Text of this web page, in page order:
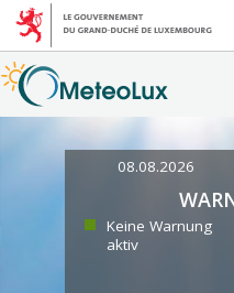
08.08.2026
Keine Warnung
aktiv